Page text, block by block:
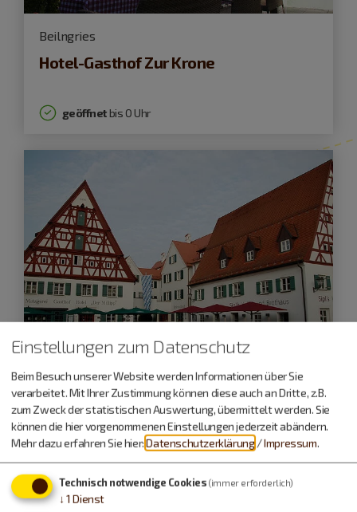
Beilngries
Hotel-Gasthof Zur Krone
geöffnetbis 0 Uhr
Beilngries
DER MILLIPP - ROMANTIK HOTEL ×
GASTHOF × METZGEREI
Einstellungen zum Datenschutz
Beim Besuch unserer Website werden Informationen über Sie
verarbeitet. Mit Ihrer Zustimmung können diese auch an Dritte, z.B.
zum Zweck der statistischen Auswertung, übermittelt werden. Sie
können die hier vorgenommenen Einstellungen jederzeit abändern.
Mehr dazu erfahren Sie hier:Datenschutzerklärung /Impressum.
Technisch notwendige Cookies (immer erforderlich)
↓ 1 Dienst